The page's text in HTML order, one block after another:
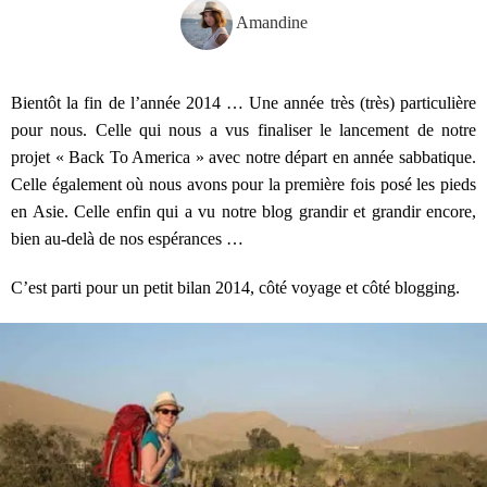
Amandine
Bientôt la fin de l’année 2014 … Une année très (très) particulière
pour nous. Celle qui nous a vus finaliser le lancement de notre
projet « Back To America » avec notre départ en année sabbatique.
Celle également où nous avons pour la première fois posé les pieds
en Asie. Celle enfin qui a vu notre blog grandir et grandir encore,
bien au-delà de nos espérances …
C’est parti pour un petit bilan 2014, côté voyage et côté blogging.